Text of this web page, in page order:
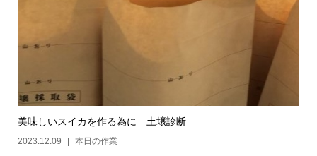
美味しいスイカを作る為に 土壌診断
2023.12.09 本日の作業